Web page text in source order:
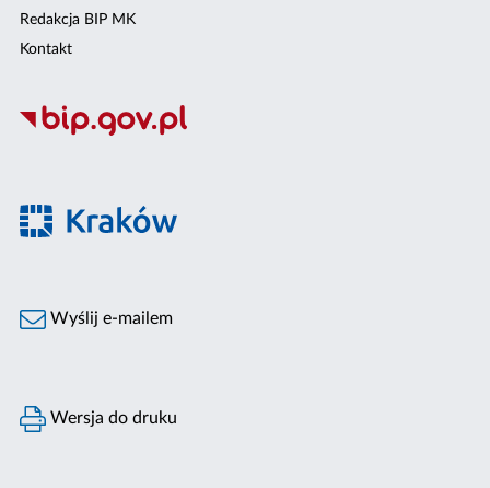
Redakcja BIP MK
Kontakt
Wyślij e-mailem
Wersja do druku